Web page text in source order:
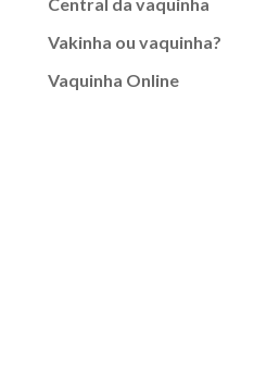
Vakinha ou vaquinha?
Vaquinha Online